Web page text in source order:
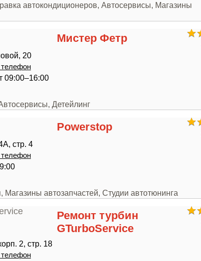
автокондиционеров, Автосервисы, Магазины
Мистер Фетр
20
телефон
09:00–16:00
Детейлинг
Powerstop
стр. 4
телефон
Магазины автозапчастей, Студии автотюнинга
Ремонт турбин
GTurboService
2, стр. 18
телефон